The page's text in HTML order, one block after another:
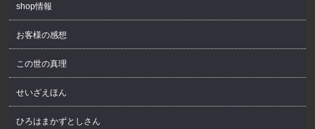
shop情報
お客様の感想
この世の真理
せいざえほん
ひろはまかずとしさん